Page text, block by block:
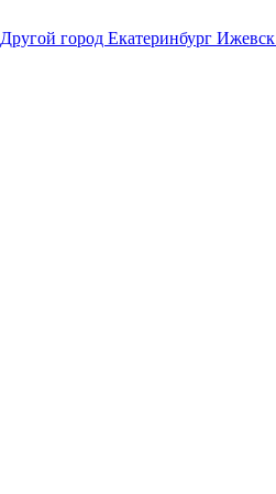
Другой город Екатеринбург Ижевск